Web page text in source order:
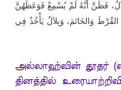
فَظَنَّ أَنَّهُ لَمْ يُسْمِعْ فَوَعَظَهُنَّ
وَالخَاتَمَ، وَبِلاَلٌ يَأْخُذُ فِي
அல்லாஹ்வின் தூதர்
தினத்தில்